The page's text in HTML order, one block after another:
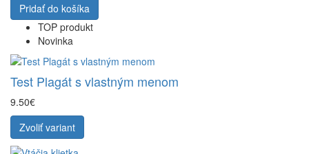
Pridať do košíka
TOP produkt
Novinka
Test Plagát s vlastným menom
9.50€
Zvoliť variant